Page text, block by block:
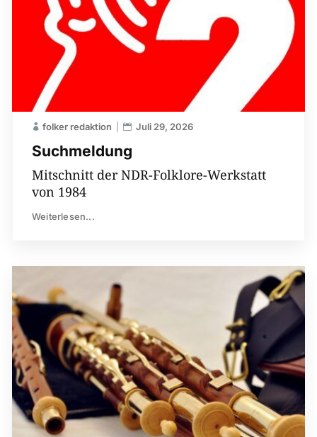
Suchmeldung
folker redaktion Juli 29, 2026
Mitschnitt der NDR-Folklore-Werkstatt
von 1984
Weiterlesen...